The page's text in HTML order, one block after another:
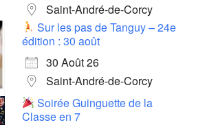
Saint-André-de-Corcy
Sur les pas de Tanguy – 24e
édition : 30 août
30 Août 26
Saint-André-de-Corcy
Soirée Guinguette de la
Classe en 7